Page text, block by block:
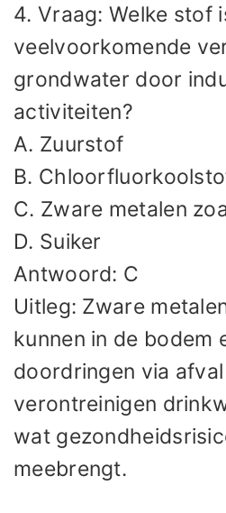
4. Vraag: Welke stof
veelvoorkomende
grondwater door
activiteiten?
A. Zuurstof
B.
C. Zware metalen
D. Suiker
Antwoord: C
Uitleg: Zware
kunnen in de bodem
doordringen via
verontreinigen
wat
meebrengt.